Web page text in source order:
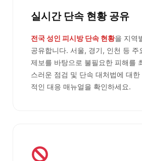
실시간 단속 현황 공유
전국 성인 피시방 단속 현황을 지역
공유합니다. 서울, 경기, 인천 등 주
제보를 바탕으로 불필요한 피해를
스러운 점검 및 단속 대처법에 대한
적인 대응 매뉴얼을 확인하세요.